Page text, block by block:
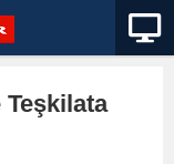
Teşkilata